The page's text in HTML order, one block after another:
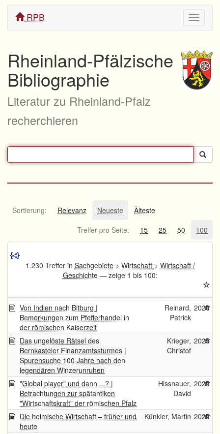
ein/
RPB
Rheinland-Pfälzische
Bibliographie
Literatur zu Rheinland-Pfalz
recherchieren
Sortierung: Relevanz Neueste
Älteste
Treffer pro Seite:
15 25 50 100
1.230 Treffer in Sachgebiete> Wirtschaft > Wirtschaft /
Geschichte — zeige 1 bis 100:
Von Indien nach Bitburg |
Bemerkungen zum Pfefferhandel in
der römischen Kaiserzeit
Reinard,
Patrick
2026
Das ungelöste Rätsel des
Bernkasteler Finanzamtssturmes |
Spurensuche 100 Jahre nach den
legendären Winzerunruhen
Krieger,
Christof
2025
"Global player" und dann ...? |
Betrachtungen zur spätantiken
"Wirtschaftskraft" der römischen Pfalz
Hissnauer,
David
2025
Die heimische Wirtschaft – früher und
heute
Künkler, Martin 2025